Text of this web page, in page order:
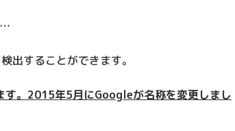
…
出することができます。
。2015年5月にGoogleが名称を変更しまし